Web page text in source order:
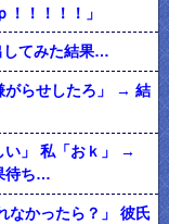
！！！！」
してみた結果…
がらせしたろ」 → 結
い」 私「おｋ」 →
待ち…
なかったら？」 彼氏